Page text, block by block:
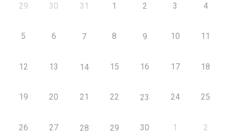
29 30 31 1 2 3 4
5 6 7 8 9 10 11
12 13 14 15 16 17 18
19 20 21 22 23 24 25
26 27 28 29 30 1 2